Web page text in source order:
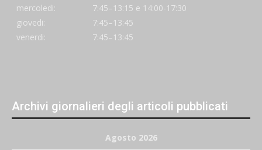
mercoledi:
7:45–13:15 e 14:00-17:30
giovedi:
7:45–13:45
venerdi:
7:45–13:45
Archivi giornalieri degli articoli pubblicati
Agosto 2026